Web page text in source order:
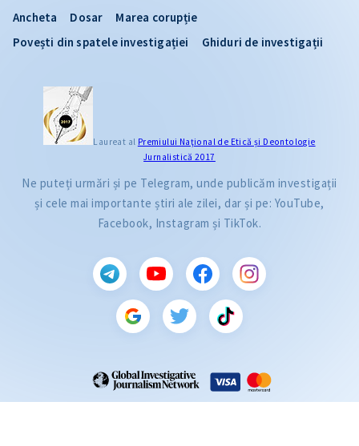
Ancheta Dosar
Marea corupție
Povești din spatele investigației
Ghiduri de investigații
Laureat al Premiului Naţional de Etică și Deontologie
Jurnalistică 2017
Ne puteți urmări și pe Telegram, unde publicăm investigații
și cele mai importante știri ale zilei, dar și pe: YouTube,
Facebook, Instagram și TikTok.